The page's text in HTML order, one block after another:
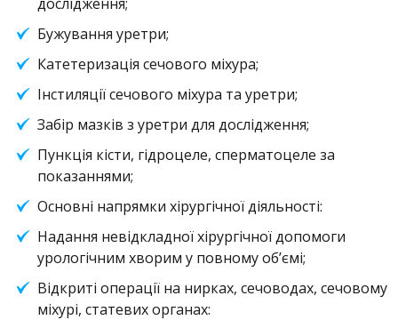
Бужування уретри;
Катетеризація сечового міхура;
Інстиляції сечового міхура та уретри;
Забір мазків з уретри для дослідження;
Пункція кісти, гідроцеле, сперматоцеле за
показаннями;
Основні напрямки хірургічної діяльності:
Надання невідкладної хірургічної допомоги
урологічним хворим у повному обʼємі;
Відкриті операції на нирках, сечоводах, сечовому
міхурі, статевих органах: